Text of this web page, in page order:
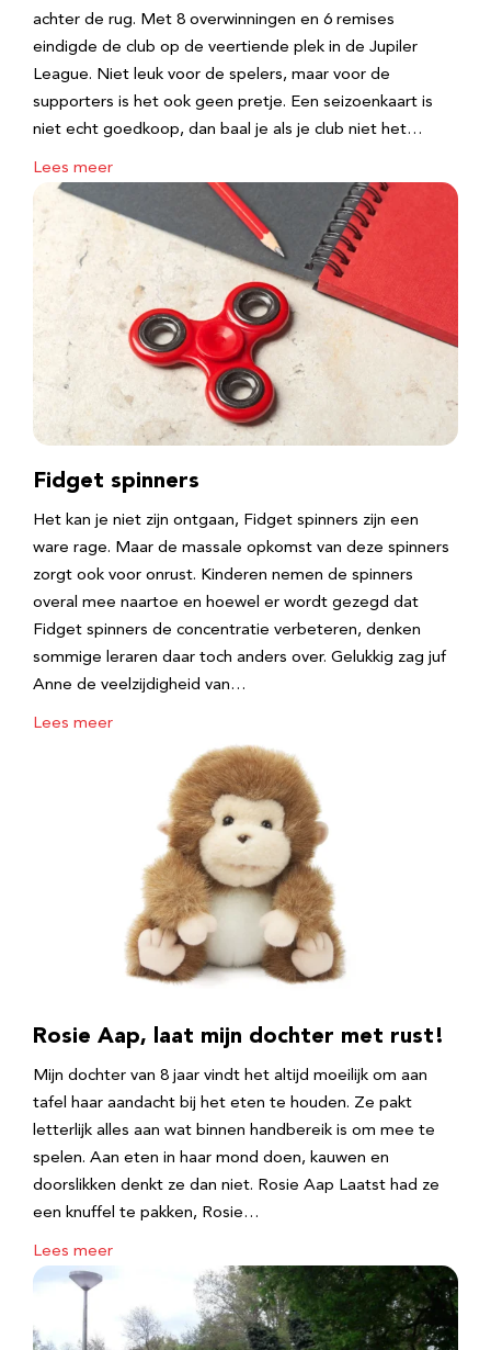
achter de rug. Met 8 overwinningen en 6 remises
eindigde de club op de veertiende plek in de Jupiler
League. Niet leuk voor de spelers, maar voor de
supporters is het ook geen pretje. Een seizoenkaart is
niet echt goedkoop, dan baal je als je club niet het…
Lees meer
Fidget spinners
Het kan je niet zijn ontgaan, Fidget spinners zijn een
ware rage. Maar de massale opkomst van deze spinners
zorgt ook voor onrust. Kinderen nemen de spinners
overal mee naartoe en hoewel er wordt gezegd dat
Fidget spinners de concentratie verbeteren, denken
sommige leraren daar toch anders over. Gelukkig zag juf
Anne de veelzijdigheid van…
Lees meer
Rosie Aap, laat mijn dochter met rust!
Mijn dochter van 8 jaar vindt het altijd moeilijk om aan
tafel haar aandacht bij het eten te houden. Ze pakt
letterlijk alles aan wat binnen handbereik is om mee te
spelen. Aan eten in haar mond doen, kauwen en
doorslikken denkt ze dan niet. Rosie Aap Laatst had ze
een knuffel te pakken, Rosie…
Lees meer